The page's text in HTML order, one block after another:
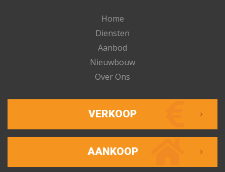
Home
Diensten
Aanbod
Nieuwbouw
Over Ons
VERKOOP
AANKOOP